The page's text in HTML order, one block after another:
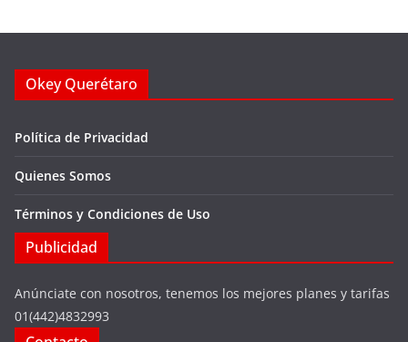
Okey Querétaro
Política de Privacidad
Quienes Somos
Términos y Condiciones de Uso
Publicidad
Anúnciate con nosotros, tenemos los mejores planes y tarifas
01(442)4832993